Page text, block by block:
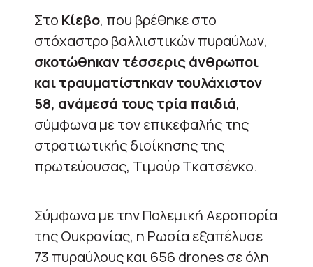
Στο Κίεβο, που βρέθηκε στο
στόχαστρο βαλλιστικών πυραύλων,
σκοτώθηκαν τέσσερις άνθρωποι
και τραυματίστηκαν τουλάχιστον
58, ανάμεσά τους τρία παιδιά,
σύμφωνα με τον επικεφαλής της
στρατιωτικής διοίκησης της
πρωτεύουσας, Τιμούρ Τκατσένκο.
Σύμφωνα με την Πολεμική Αεροπορία
της Ουκρανίας, η Ρωσία εξαπέλυσε
73 πυραύλους και 656 drones σε όλη